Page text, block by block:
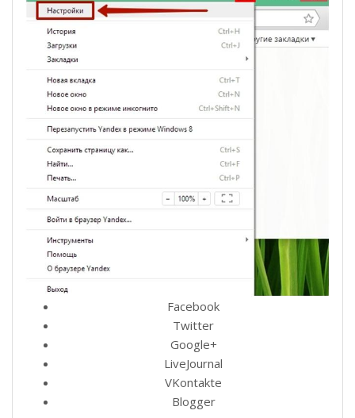
Facebook
Twitter
Google+
LiveJournal
VKontakte
Blogger